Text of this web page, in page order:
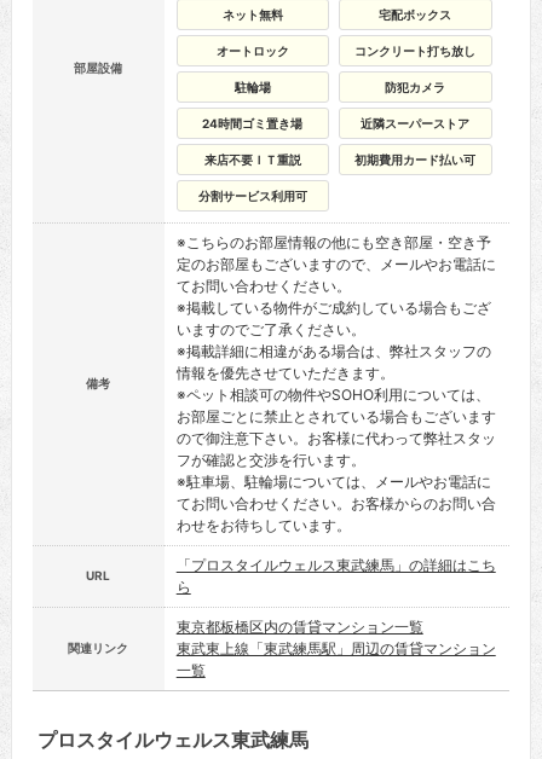
部屋設備
ネット無料 宅配ボックス
オートロック コンクリート打ち放し
駐輪場 防犯カメラ
24時間ゴミ置き場 近隣スーパーストア
来店不要ＩＴ重説 初期費用カード払い可
分割サービス利用可
備考
※こちらのお部屋情報の他にも空き部屋・空き予
定のお部屋もございますので、メールやお電話に
てお問い合わせください。
※掲載している物件がご成約している場合もござ
いますのでご了承ください。
※掲載詳細に相違がある場合は、弊社スタッフの
情報を優先させていただきます。
※ペット相談可の物件やSOHO利用については、
お部屋ごとに禁止とされている場合もございます
ので御注意下さい。お客様に代わって弊社スタッ
フが確認と交渉を行います。
※駐車場、駐輪場については、メールやお電話に
てお問い合わせください。お客様からのお問い合
わせをお待ちしています。
URL
「プロスタイルウェルス東武練馬」の詳細はこち
ら
関連リンク
東京都板橋区内の賃貸マンション一覧
東武東上線「東武練馬駅」周辺の賃貸マンション
一覧
プロスタイルウェルス東武練馬